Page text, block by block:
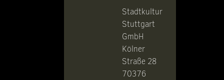
Stadtkultur
Stuttgart
GmbH
Kölner
Straße 28
70376